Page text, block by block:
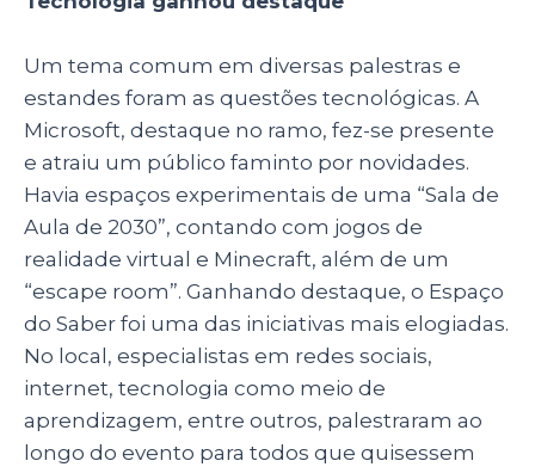
Um tema comum em diversas palestras e
estandes foram as questões tecnológicas. A
Microsoft, destaque no ramo, fez-se presente
e atraiu um público faminto por novidades.
Havia espaços experimentais de uma “Sala de
Aula de 2030”, contando com jogos de
realidade virtual e Minecraft, além de um
“escape room”. Ganhando destaque, o Espaço
do Saber foi uma das iniciativas mais elogiadas.
No local, especialistas em redes sociais,
internet, tecnologia como meio de
aprendizagem, entre outros, palestraram ao
longo do evento para todos que quisessem